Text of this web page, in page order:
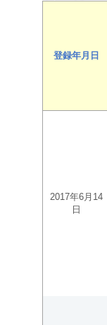
登録年月日
2017年6月14
日